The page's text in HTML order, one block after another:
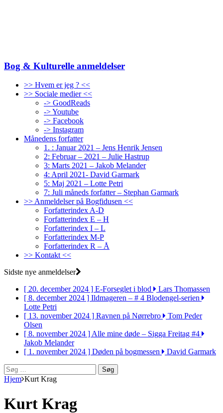
Bog & Kulturelle anmeldelser
>> Hvem er jeg ? <<
>> Sociale medier <<
-> GoodReads
-> Youtube
-> Facebook
-> Instagram
Månedens forfatter
1. : Januar 2021 – Jens Henrik Jensen
2: Februar – 2021 – Julie Hastrup
3: Marts 2021 – Jakob Melander
4: April 2021- David Garmark
5: Maj 2021 – Lotte Petri
7: Juli måneds forfatter – Stephan Garmark
>> Anmeldelser på Bogfidusen <<
Forfatterindex A-D
Forfatterindex E – H
Forfatterindex I – L
Forfatterindex M-P
Forfatterindex R – Å
>> Kontakt <<
Sidste nye anmeldelser
[ 20. december 2024 ] E-Forseglet i blod
Lars Thomassen
[ 8. december 2024 ] Ildmageren – # 4 Blodengel-serien
Lotte Petri
[ 13. november 2024 ] Ravnen på Nørrebro
Tom Peder
Olsen
[ 8. november 2024 ]Alle mine døde – Sigga Freitag #4
Jakob Melander
[ 1. november 2024 ] Døden på bogmessen
David Garmark
Søg
efter:
Hjem Kurt Krag
Kurt Krag